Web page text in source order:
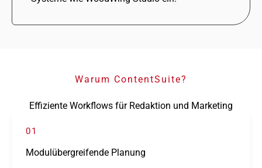
Warum ContentSuite?
Effiziente Workflows für Redaktion und Marketing
01
Modulübergreifende Planung